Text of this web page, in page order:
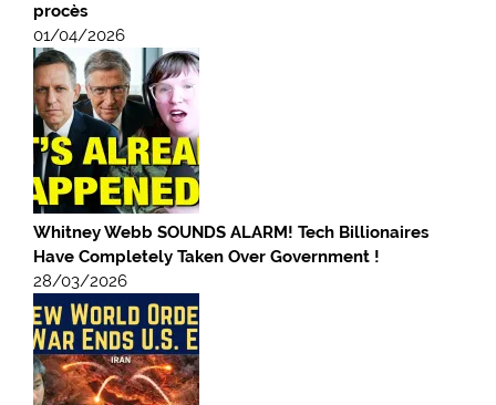
procès
01/04/2026
Whitney Webb SOUNDS ALARM! Tech Billionaires
Have Completely Taken Over Government !
28/03/2026